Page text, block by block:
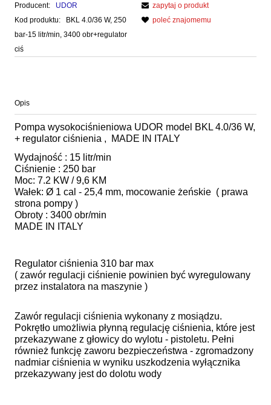
Producent:
UDOR
Kod produktu:
BKL 4.0/36 W, 250
bar-15 litr/min, 3400 obr+regulator
ciś
zapytaj o produkt
poleć znajomemu
Opis
Pompa wysokociśnieniowa UDOR model BKL 4.0/36 W,
+ regulator ciśnienia , MADE IN ITALY
Wydajność : 15 litr/min
Ciśnienie : 250 bar
Moc: 7.2 KW / 9,6 KM
Wałek: Ø 1 cal - 25,4 mm, mocowanie żeńskie ( prawa
strona pompy )
Obroty : 3400 obr/min
MADE IN ITALY
Regulator ciśnienia 310 bar max
( zawór regulacji ciśnienie powinien być wyregulowany
przez instalatora na maszynie )
Zawór regulacji ciśnienia wykonany z mosiądzu.
Pokrętło umożliwia płynną regulację ciśnienia, które jest
przekazywane z głowicy do wylotu - pistoletu. Pełni
również funkcję zaworu bezpieczeństwa - zgromadzony
nadmiar ciśnienia w wyniku uszkodzenia wyłącznika
przekazywany jest do dolotu wody